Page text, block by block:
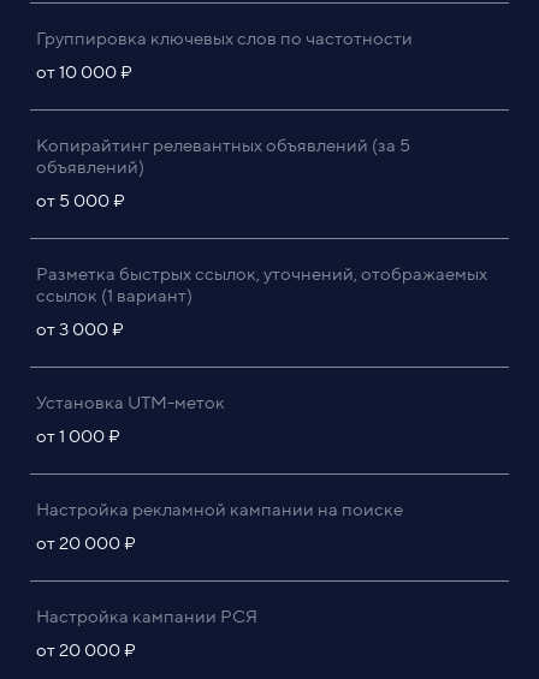
Группировка ключевых слов по частотности
от 10 000 ₽
Копирайтинг релевантных объявлений (за 5
объявлений)
от 5 000 ₽
Разметка быстрых ссылок, уточнений, отображаемых
ссылок (1 вариант)
от 3 000 ₽
Установка UTM-меток
от 1 000 ₽
Настройка рекламной кампании на поиске
от 20 000 ₽
Настройка кампании РСЯ
от 20 000 ₽